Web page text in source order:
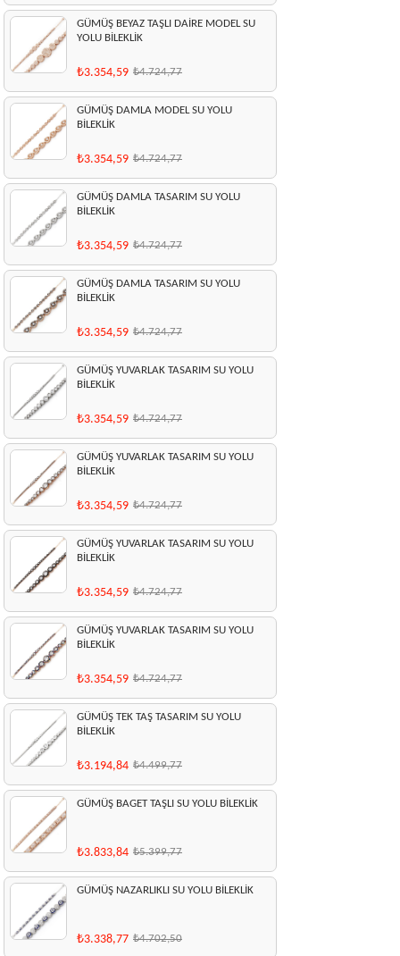
GÜMÜŞ BEYAZ TAŞLI DAİRE MODEL SU
YOLU BİLEKLİK
₺3.354,59 ₺4.724,77
GÜMÜŞ DAMLA MODEL SU YOLU
BİLEKLİK
₺3.354,59 ₺4.724,77
GÜMÜŞ DAMLA TASARIM SU YOLU
BİLEKLİK
₺3.354,59 ₺4.724,77
GÜMÜŞ DAMLA TASARIM SU YOLU
BİLEKLİK
₺3.354,59 ₺4.724,77
GÜMÜŞ YUVARLAK TASARIM SU YOLU
BİLEKLİK
₺3.354,59 ₺4.724,77
GÜMÜŞ YUVARLAK TASARIM SU YOLU
BİLEKLİK
₺3.354,59 ₺4.724,77
GÜMÜŞ YUVARLAK TASARIM SU YOLU
BİLEKLİK
₺3.354,59 ₺4.724,77
GÜMÜŞ YUVARLAK TASARIM SU YOLU
BİLEKLİK
₺3.354,59 ₺4.724,77
GÜMÜŞ TEK TAŞ TASARIM SU YOLU
BİLEKLİK
₺3.194,84 ₺4.499,77
GÜMÜŞ BAGET TAŞLI SU YOLU BİLEKLİK
₺3.833,84 ₺5.399,77
GÜMÜŞ NAZARLIKLI SU YOLU BİLEKLİK
₺3.338,77 ₺4.702,50